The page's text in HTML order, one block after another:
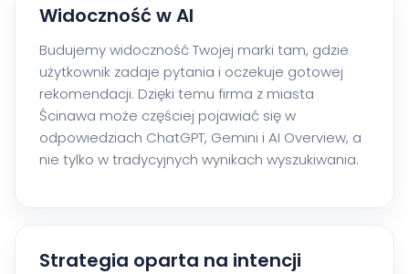
Widoczność w AI
Budujemy widoczność Twojej marki tam, gdzie
użytkownik zadaje pytania i oczekuje gotowej
rekomendacji. Dzięki temu firma z miasta
Ścinawa może częściej pojawiać się w
odpowiedziach ChatGPT, Gemini i AI Overview, a
nie tylko w tradycyjnych wynikach wyszukiwania.
Strategia oparta na intencji